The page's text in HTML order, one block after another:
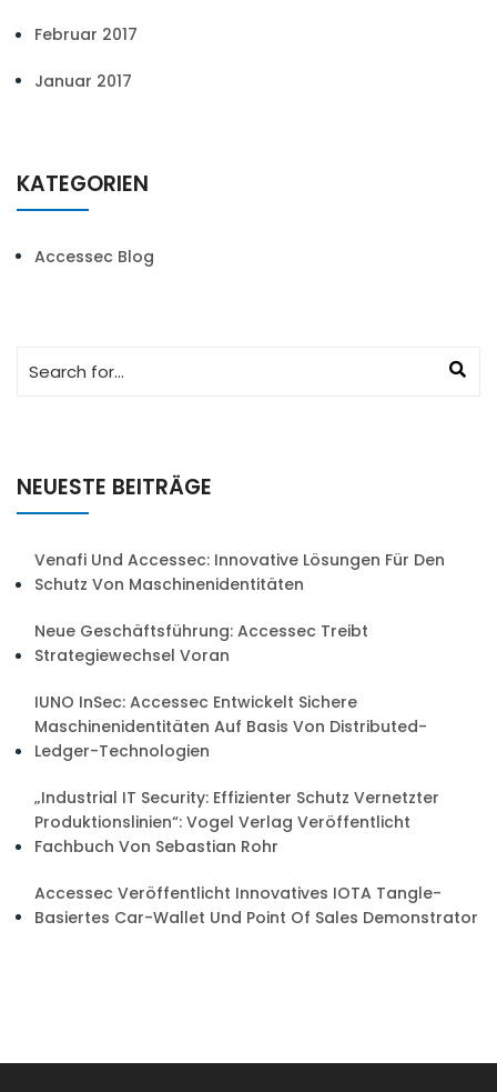
Februar 2017
Januar 2017
KATEGORIEN
Accessec Blog
NEUESTE BEITRÄGE
Venafi Und Accessec: Innovative Lösungen Für Den
Schutz Von Maschinenidentitäten
Neue Geschäftsführung: Accessec Treibt
Strategiewechsel Voran
IUNO InSec: Accessec Entwickelt Sichere
Maschinenidentitäten Auf Basis Von Distributed-
Ledger-Technologien
„Industrial IT Security: Effizienter Schutz Vernetzter
Produktionslinien“: Vogel Verlag Veröffentlicht
Fachbuch Von Sebastian Rohr
Accessec Veröffentlicht Innovatives IOTA Tangle-
Basiertes Car-Wallet Und Point Of Sales Demonstrator